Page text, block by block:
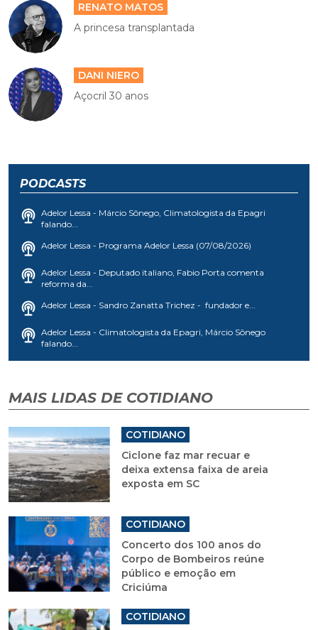
RENATO MATOS
A princesa transplantada
DANI NIERO
Açocril 30 anos
PODCASTS
Adelor Lessa - Márcio Sônego, Climatologista da Epagri
falando...
Adelor Lessa - Programa Adelor Lessa (07/08/2026)
Adelor Lessa - Deputado italiano, Fabio Porta comenta
reforma da...
Adelor Lessa - Sandro Zanatta Trichez - fundador e...
Adelor Lessa - Climatologista da Epagri, Márcio Sônego
falando...
MAIS LIDAS DE COTIDIANO
COTIDIANO
Ciclone faz mar recuar e
deixa extensa faixa de areia
exposta em SC
COTIDIANO
Concerto dos 100 anos do
Corpo de Bombeiros reúne
público e emoção em
Criciúma
COTIDIANO